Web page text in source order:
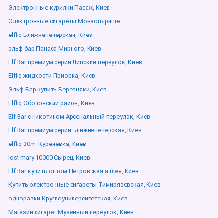
Электронные курилки Пасаж, Киев
Электронные сигареты Монастырище
elfliq Ближнепечерская, Киев
эльф бар Панаса Мирного, Киев
Elf Bar премиум серии Липский переулок, Киев
Elfliq жидкости Приорка, Киев
Эльф Бар купить Березняки, Киев
Elfliq Оболонский район, Киев
Elf Bar с никотином Арсенальный переулок, Киев
Elf Bar премиум серии Ближнепечерская, Киев
elfliq 30ml Куреневка, Киев
lost mary 10000 Сырец, Киев
Elf Bar купить оптом Петровская аллея, Киев
Купить электронные сигареты Тимирязевская, Киев
одноразки Круглоуниверситетская, Киев
Магазин сигарет Музейный переулок, Киев